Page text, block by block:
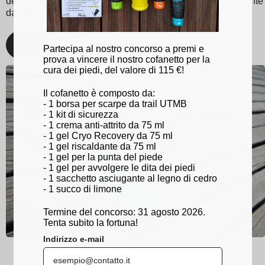
dall'attività!
ScopriPartecipa al nostro concorso a premi e
prova a vincere il nostro cofanetto per la
cura dei piedi, del valore di 115 €!
Il cofanetto è composto da:
- 1 borsa per scarpe da trail UTMB
- 1 kit di sicurezza
- 1 crema anti-attrito da 75 ml
- 1 gel Cryo Recovery da 75 ml
- 1 gel riscaldante da 75 ml
- 1 gel per la punta del piede
- 1 gel per avvolgere le dita dei piedi
- 1 sacchetto asciugante al legno di cedro
- 1 succo di limone
Termine del concorso: 31 agosto 2026.
Tenta subito la fortuna!
Indirizzo e-mail